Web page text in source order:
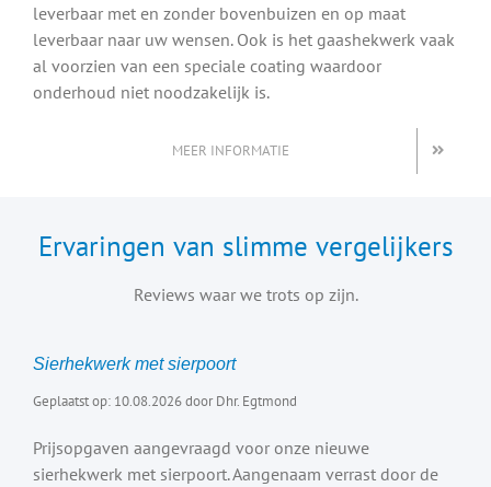
leverbaar met en zonder bovenbuizen en op maat
leverbaar naar uw wensen. Ook is het gaashekwerk vaak
al voorzien van een speciale coating waardoor
onderhoud niet noodzakelijk is.
MEER INFORMATIE
Ervaringen van slimme vergelijkers
Reviews waar we trots op zijn.
Sierhekwerk met sierpoort
Geplaatst op: 10.08.2026 door Dhr. Egtmond
Prijsopgaven aangevraagd voor onze nieuwe
sierhekwerk met sierpoort. Aangenaam verrast door de